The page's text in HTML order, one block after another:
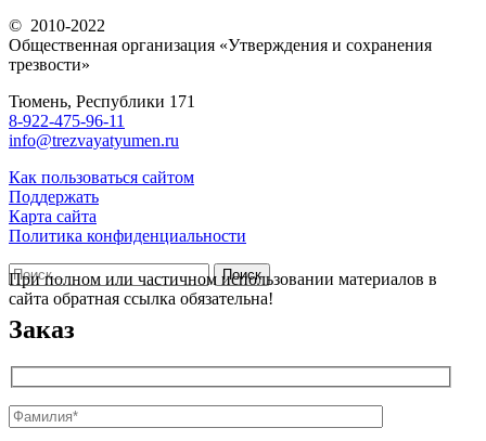
© 2010-2022
Общественная организация «Утверждения и сохранения
трезвости»
Тюмень, Республики 171
8-922-475-96-11
info@trezvayatyumen.ru
Как пользоваться сайтом
Поддержать
Карта сайта
Политика конфиденциальности
Найти:
При полном или частичном использовании материалов в
сайта обратная ссылка обязательна!
Заказ